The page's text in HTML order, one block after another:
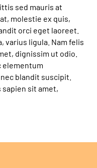
sed mauris at
molestie ex quis,
orci eget laoreet.
varius ligula. Nam felis
dignissim ut odio.
elementum
blandit suscipit.
sit amet,